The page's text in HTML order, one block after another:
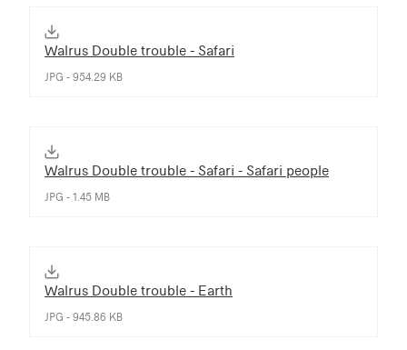
Walrus Double trouble - Safari
JPG - 954.29 KB
Walrus Double trouble - Safari - Safari people
JPG - 1.45 MB
Walrus Double trouble - Earth
JPG - 945.86 KB